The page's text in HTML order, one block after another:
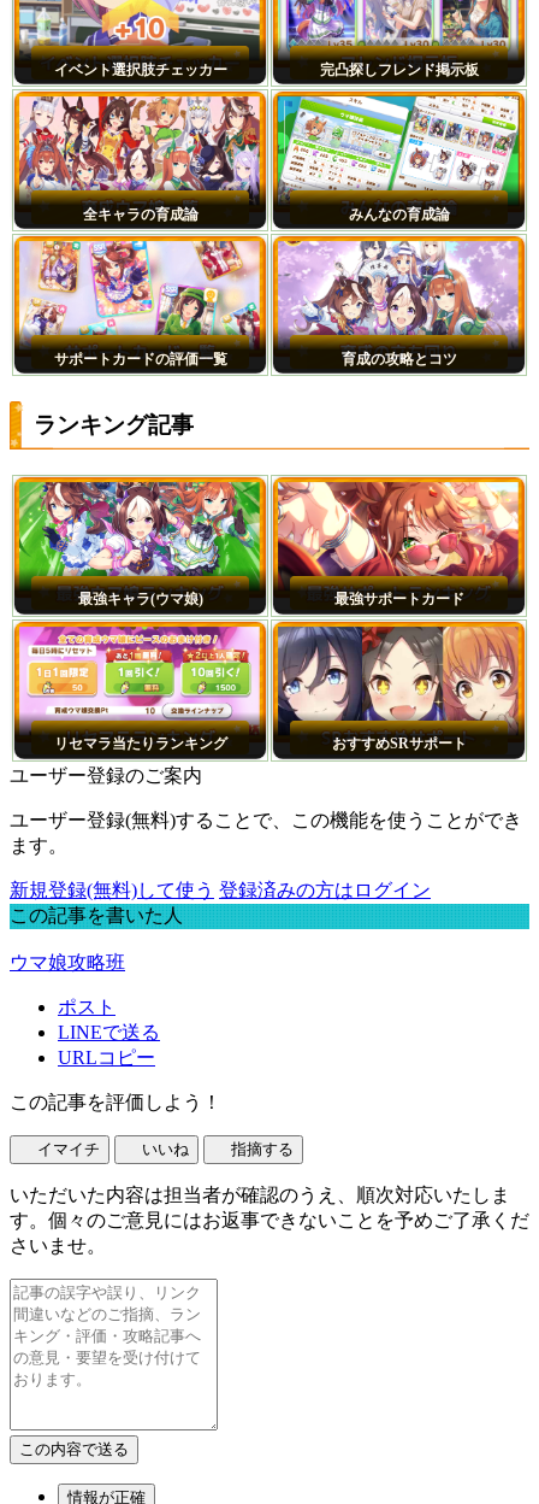
イベント選択肢チェッカー 完凸探しフレンド掲示板
全キャラの育成論 みんなの育成論
サポートカードの評価一覧 育成の攻略とコツ
ランキング記事
最強キャラ(ウマ娘) 最強サポートカード
リセマラ当たりランキング おすすめSRサポート
ユーザー登録のご案内
ユーザー登録(無料)することで、この機能を使うことができ
ます。
新規登録(無料)して使う 登録済みの方はログイン
この記事を書いた人
ウマ娘攻略班
ポスト
LINEで送る
URLコピー
この記事を評価しよう！
イマイチ いいね 指摘する
いただいた内容は担当者が確認のうえ、順次対応いたしま
す。個々のご意見にはお返事できないことを予めご了承くだ
さいませ。
情報が正確